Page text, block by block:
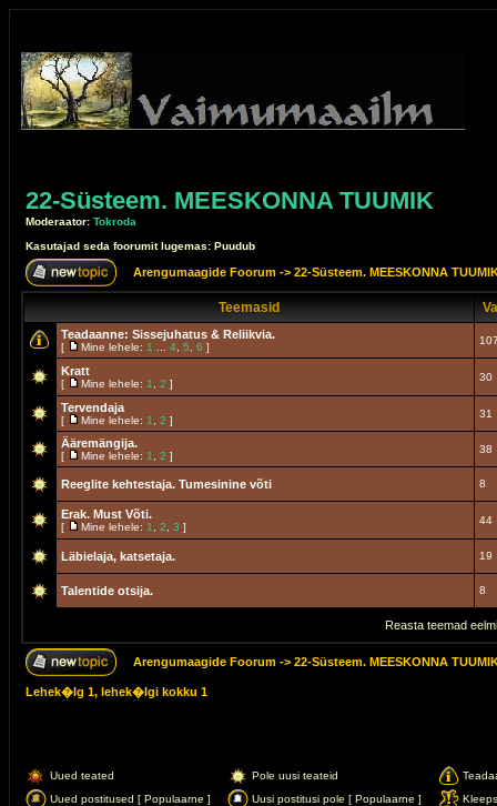
22-Süsteem. MEESKONNA TUUMIK
Moderaator: Tokroda
Kasutajad seda foorumit lugemas: Puudub
Arengumaagide Foorum -> 22-Süsteem. MEESKONNA
Teemasid
Teadaanne: Sissejuhatus & Reliikvia.
[ Mine lehele: 1 4 5 6 ]
Kratt
[ Mine lehele: 1 2 ]
30
Tervendaja
[ Mine lehele: 1 2 ]
31
Ääremängija.
[ Mine lehele: 1 2 ]
38
Reeglite kehtestaja. Tumesinine võti 8
Erak. Must Võti.
[ Mine lehele: 1 2 3 ]
44
Läbielaja, katsetaja. 19
Talentide otsija. 8
Reasta teemad
Arengumaagide Foorum -> 22-Süsteem. MEESKONNA
Lehek�lg 1, lehek�lgi kokku 1
Uued teated Pole uusi teateid
Uued postitused [ Populaarne ]
Uusi postitusi pole [ Populaarne ]
Kleeps